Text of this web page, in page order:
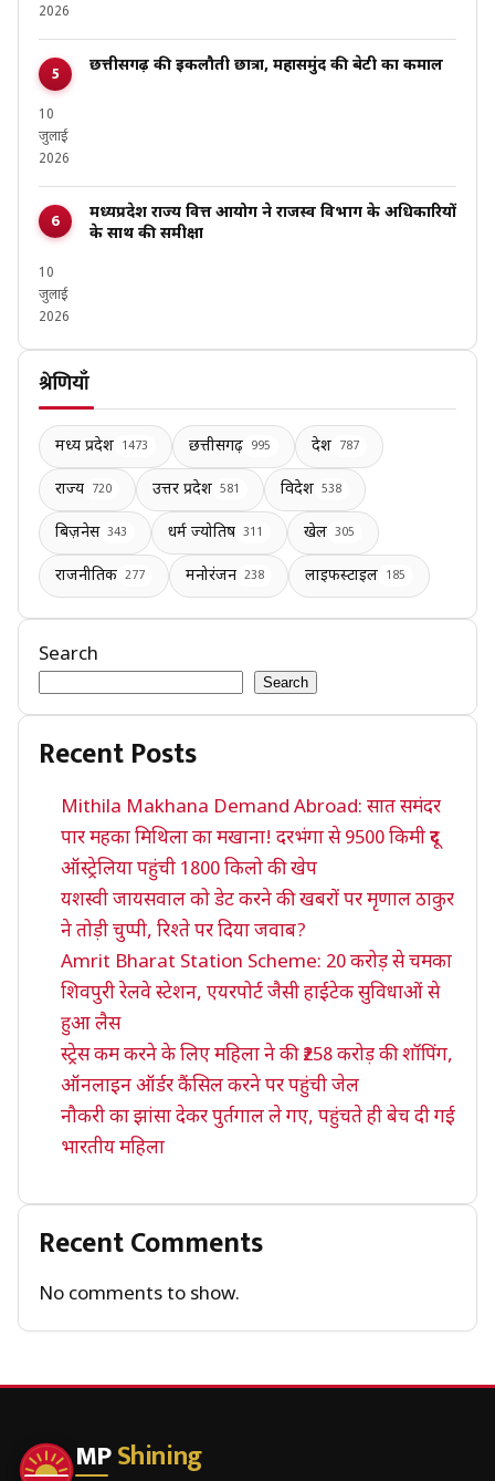
2026
छत्तीसगढ़ की इकलौती छात्रा, महासमुंद की बेटी का कमाल
10
जुलाई
2026
मध्यप्रदेश राज्य वित्त आयोग ने राजस्व विभाग के अधिकारियों
के साथ की समीक्षा
10
जुलाई
2026
श्रेणियाँ
मध्य प्रदेश 1473 छत्तीसगढ़ 995 देश 787
राज्य 720 उत्तर प्रदेश 581 विदेश 538
बिज़नेस 343 धर्म ज्योतिष 311 खेल 305
राजनीतिक 277 मनोरंजन 238 लाइफस्टाइल 185
Search
Search
Recent Posts
Mithila Makhana Demand Abroad: सात समंदर
पार महका मिथिला का मखाना! दरभंगा से 9500 किमी दूर
ऑस्ट्रेलिया पहुंची 1800 किलो की खेप
यशस्वी जायसवाल को डेट करने की खबरों पर मृणाल ठाकुर
ने तोड़ी चुप्पी, रिश्ते पर दिया जवाब?
Amrit Bharat Station Scheme: 20 करोड़ से चमका
शिवपुरी रेलवे स्टेशन, एयरपोर्ट जैसी हाईटेक सुविधाओं से
हुआ लैस
स्ट्रेस कम करने के लिए महिला ने की ₹258 करोड़ की शॉपिंग,
ऑनलाइन ऑर्डर कैंसिल करने पर पहुंची जेल
नौकरी का झांसा देकर पुर्तगाल ले गए, पहुंचते ही बेच दी गई
भारतीय महिला
Recent Comments
No comments to show.
MPShining